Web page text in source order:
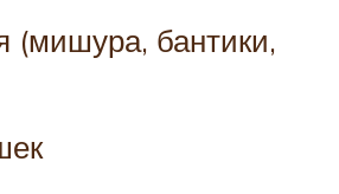
бантики,